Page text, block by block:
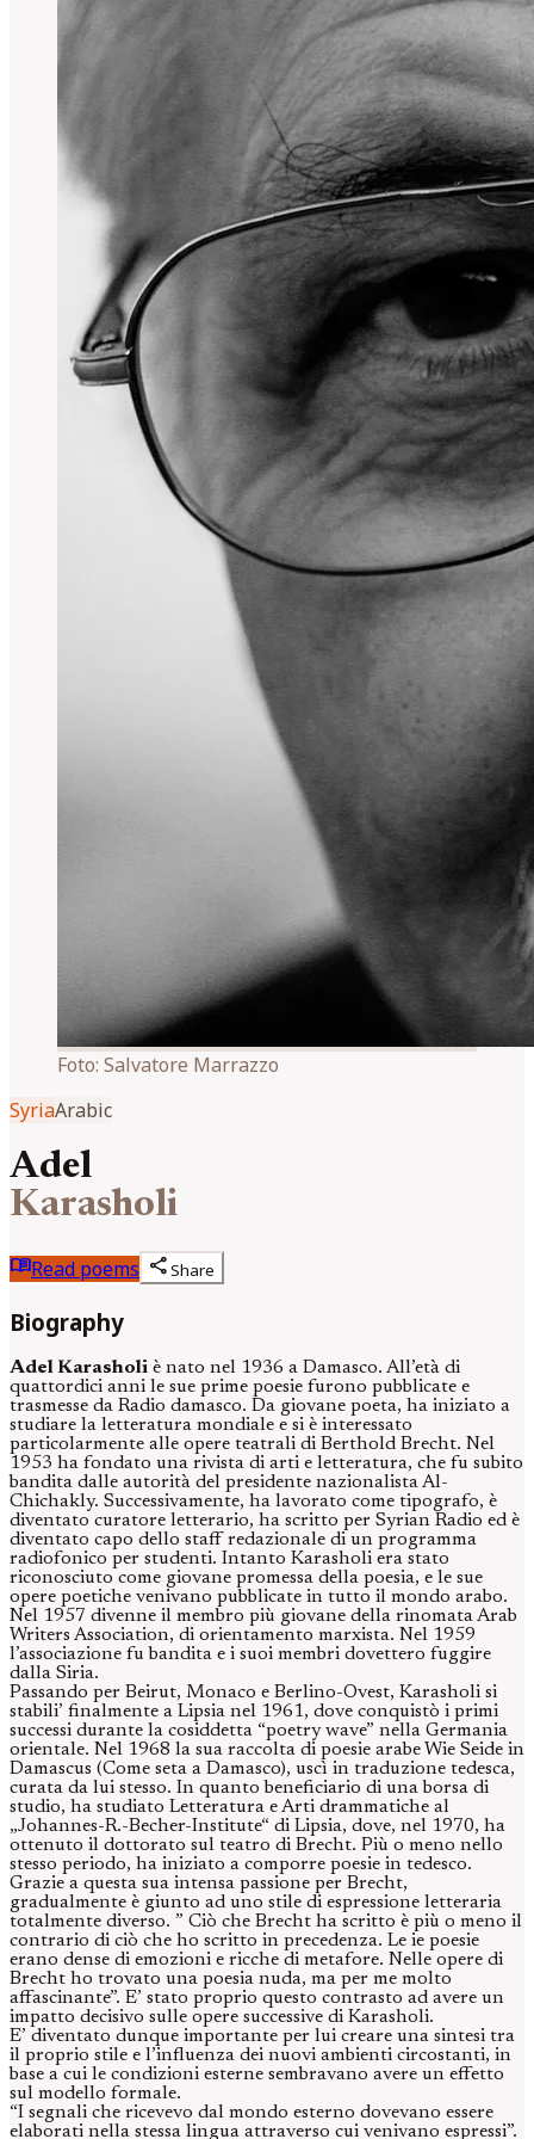
Foto: Salvatore Marrazzo
SyriaArabic
Adel
Karasholi
menu_bookRead poems shareShare
Biography
Adel Karasholi è nato nel 1936 a Damasco. All’età di
quattordici anni le sue prime poesie furono pubblicate e
trasmesse da Radio damasco. Da giovane poeta, ha iniziato a
studiare la letteratura mondiale e si è interessato
particolarmente alle opere teatrali di Berthold Brecht. Nel
1953 ha fondato una rivista di arti e letteratura, che fu subito
bandita dalle autorità del presidente nazionalista Al-
Chichakly. Successivamente, ha lavorato come tipografo, è
diventato curatore letterario, ha scritto per Syrian Radio ed è
diventato capo dello staff redazionale di un programma
radiofonico per studenti. Intanto Karasholi era stato
riconosciuto come giovane promessa della poesia, e le sue
opere poetiche venivano pubblicate in tutto il mondo arabo.
Nel 1957 divenne il membro più giovane della rinomata Arab
Writers Association, di orientamento marxista. Nel 1959
l’associazione fu bandita e i suoi membri dovettero fuggire
dalla Siria.
Passando per Beirut, Monaco e Berlino-Ovest, Karasholi si
stabili’ finalmente a Lipsia nel 1961, dove conquistò i primi
successi durante la cosiddetta “poetry wave” nella Germania
orientale. Nel 1968 la sua raccolta di poesie arabe Wie Seide in
Damascus (Come seta a Damasco), uscì in traduzione tedesca,
curata da lui stesso. In quanto beneficiario di una borsa di
studio, ha studiato Letteratura e Arti drammatiche al
„Johannes-R.-Becher-Institute“ di Lipsia, dove, nel 1970, ha
ottenuto il dottorato sul teatro di Brecht. Più o meno nello
stesso periodo, ha iniziato a comporre poesie in tedesco.
Grazie a questa sua intensa passione per Brecht,
gradualmente è giunto ad uno stile di espressione letteraria
totalmente diverso. ” Ciò che Brecht ha scritto è più o meno il
contrario di ciò che ho scritto in precedenza. Le ie poesie
erano dense di emozioni e ricche di metafore. Nelle opere di
Brecht ho trovato una poesia nuda, ma per me molto
affascinante”. E’ stato proprio questo contrasto ad avere un
impatto decisivo sulle opere successive di Karasholi.
E’ diventato dunque importante per lui creare una sintesi tra
il proprio stile e l’influenza dei nuovi ambienti circostanti, in
base a cui le condizioni esterne sembravano avere un effetto
sul modello formale.
“I segnali che ricevevo dal mondo esterno dovevano essere
elaborati nella stessa lingua attraverso cui venivano espressi”.